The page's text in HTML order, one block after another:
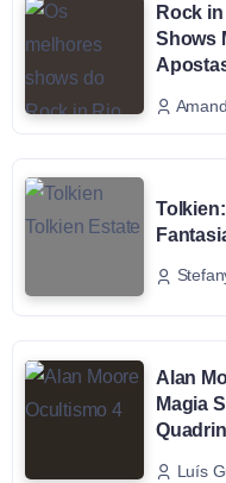
Rock
Shows
Alan
Magia
Luís